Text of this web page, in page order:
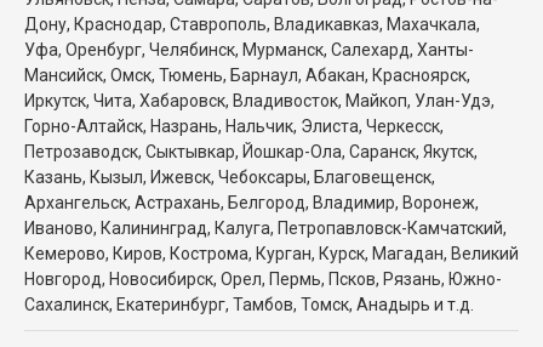
Дону, Краснодар, Ставрополь, Владикавказ, Махачкала,
Уфа, Оренбург, Челябинск, Мурманск, Салехард, Ханты-
Мансийск, Омск, Тюмень, Барнаул, Абакан, Красноярск,
Иркутск, Чита, Хабаровск, Владивосток, Майкоп, Улан-Удэ,
Горно-Алтайск, Назрань, Нальчик, Элиста, Черкесск,
Петрозаводск, Сыктывкар, Йошкар-Ола, Саранск, Якутск,
Казань, Кызыл, Ижевск, Чебоксары, Благовещенск,
Архангельск, Астрахань, Белгород, Владимир, Воронеж,
Иваново, Калининград, Калуга, Петропавловск-Камчатский,
Кемерово, Киров, Кострома, Курган, Курск, Магадан, Великий
Новгород, Новосибирск, Орел, Пермь, Псков, Рязань, Южно-
Сахалинск, Екатеринбург, Тамбов, Томск, Анадырь и т.д.